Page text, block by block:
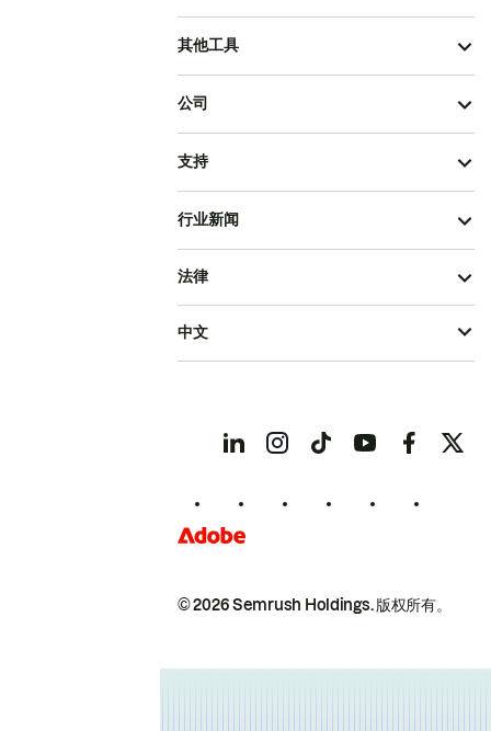
其他工具
公司
支持
行业新闻
© 2026 Semrush Holdings.版权所有。
法律
中文